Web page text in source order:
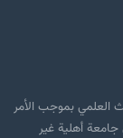
العلمي بموجب الأمر
ذي العدد (21890) لسنة 2018 وهي جامعة أهلية غير